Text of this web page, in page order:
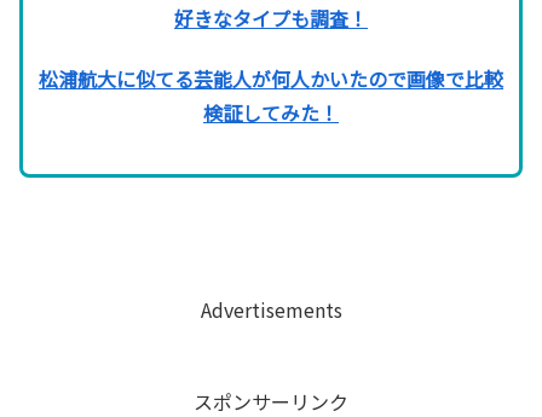
好きなタイプも調査！
松浦航大に似てる芸能人が何人かいたので画像で比較
検証してみた！
Advertisements
スポンサーリンク